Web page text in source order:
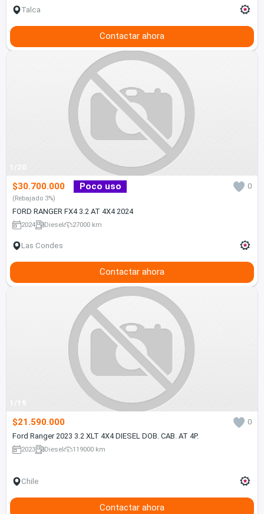
Talca
Contactar ahora
1/20
$30.700.000 Poco uso 0
(Rebajado 3%)
FORD RANGER FX4 3.2 AT 4X4 2024
2024 Diesel 27000 km
Las Condes
Contactar ahora
1/19
$21.590.000
0
Ford Ranger 2023 3.2 XLT 4X4 DIESEL DOB. CAB. AT 4P.
2023 Diesel 119000 km
Chile
Contactar ahora